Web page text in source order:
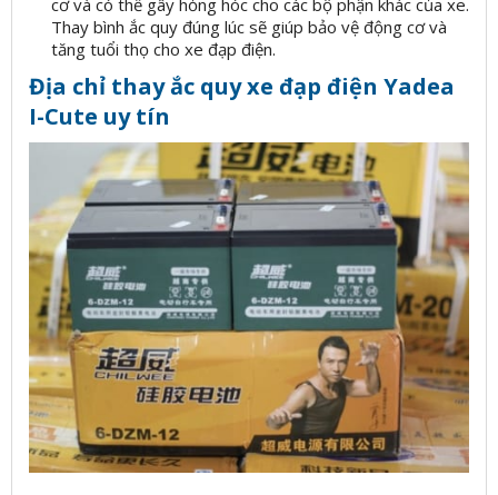
Thay bình ắc quy đúng lúc sẽ giúp bảo vệ động cơ và
tăng tuổi thọ cho xe đạp điện.
Địa chỉ thay ắc quy xe đạp điện Yadea
I-Cute uy tín